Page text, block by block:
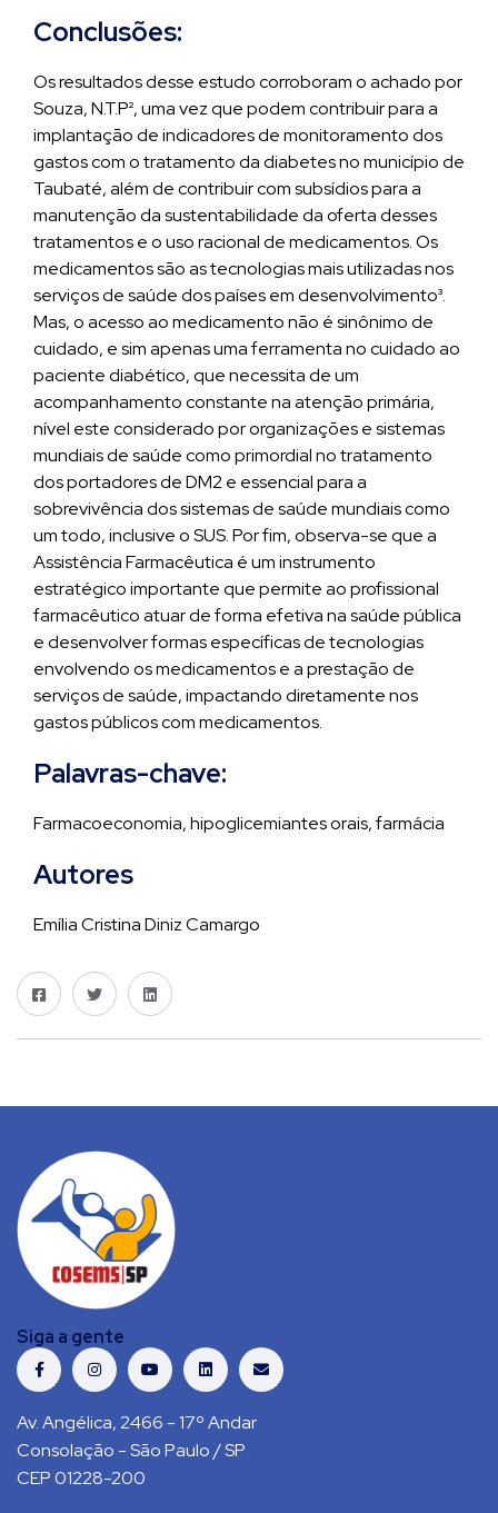
Conclusões:
Os resultados desse estudo corroboram o achado por
Souza, N.T.P², uma vez que podem contribuir para a
implantação de indicadores de monitoramento dos
gastos com o tratamento da diabetes no município de
Taubaté, além de contribuir com subsídios para a
manutenção da sustentabilidade da oferta desses
tratamentos e o uso racional de medicamentos. Os
medicamentos são as tecnologias mais utilizadas nos
serviços de saúde dos países em desenvolvimento³.
Mas, o acesso ao medicamento não é sinônimo de
cuidado, e sim apenas uma ferramenta no cuidado ao
paciente diabético, que necessita de um
acompanhamento constante na atenção primária,
nível este considerado por organizações e sistemas
mundiais de saúde como primordial no tratamento
dos portadores de DM2 e essencial para a
sobrevivência dos sistemas de saúde mundiais como
um todo, inclusive o SUS. Por fim, observa-se que a
Assistência Farmacêutica é um instrumento
estratégico importante que permite ao profissional
farmacêutico atuar de forma efetiva na saúde pública
e desenvolver formas específicas de tecnologias
envolvendo os medicamentos e a prestação de
serviços de saúde, impactando diretamente nos
gastos públicos com medicamentos.
Palavras-chave:
Farmacoeconomia, hipoglicemiantes orais, farmácia
Autores
Emília Cristina Diniz Camargo
Siga a gente
Av. Angélica, 2466 - 17º Andar
Consolação - São Paulo / SP
CEP 01228-200